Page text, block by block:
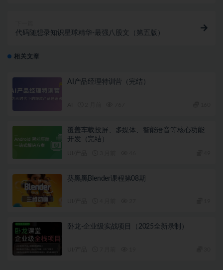
代码随想录知识星球精华-最强八股文（第五版）
相关文章
AI产品经理特训营（完结）
覆盖车载投屏、多媒体、智能语音等核心功能
开发（完结）
葵黑黑Blender课程第08期
卧龙-企业级实战项目（2025全新录制）